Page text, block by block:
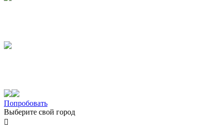
Попробовать
Выберите свой город
